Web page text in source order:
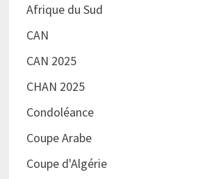
Afrique du Sud
CAN
CAN 2025
CHAN 2025
Condoléance
Coupe Arabe
Coupe d'Algérie